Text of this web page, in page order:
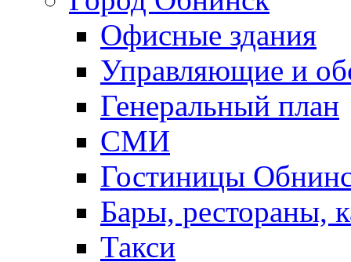
Офисные здания
Управляющие и
Генеральный план
СМИ
Гостиницы
Бары, рестораны,
Такси